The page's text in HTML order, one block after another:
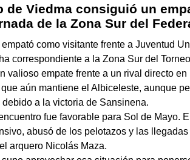
de Viedma consiguió un
de la Zona Sur del
como visitante frente a Juventud
correspondiente a la Zona Sur del
valioso empate frente a un rival directo
aún mantiene el Albiceleste, aunque
a la victoria de Sansinena.
fue favorable para Sol de Mayo.
abusó de los pelotazos y las
arquero Nicolás Maza.